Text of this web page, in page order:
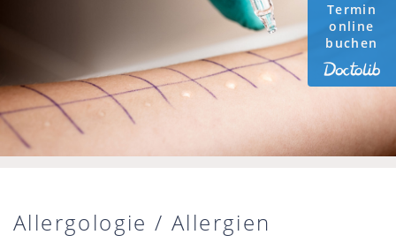
Termin
online
buchen
Allergologie / Allergien